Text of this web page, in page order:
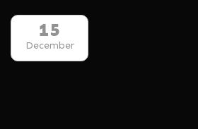
15
December